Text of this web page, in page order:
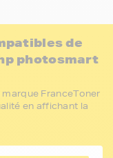
de
photosmart
FranceToner
en affichant la